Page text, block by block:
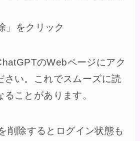
」をクリック
のWebページにアク
さい。これでスムーズに読
ことがあります。
削除するとログイン状態も